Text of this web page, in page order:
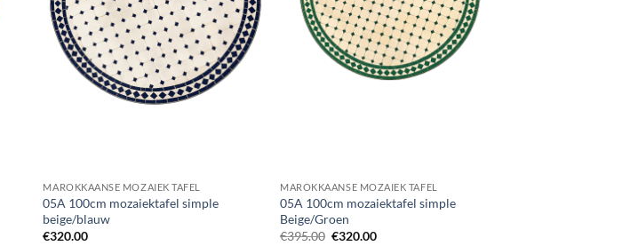
MAROKKAANSE MOZAIEK TAFEL
05A 100cm mozaiektafel simple
beige/blauw
€320.00
MAROKKAANSE MOZAIEK TAFEL
05A 100cm mozaiektafel simple
Beige/Groen
€395.00 Oorspronkelijke
€320.00Huidige